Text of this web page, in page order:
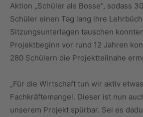
Aktion „Schüler als Bosse“, sodass
Schüler einen Tag lang ihre
Sitzungsunterlagen tauschen
Projektbeginn vor rund 12 Jahren
280 Schülern die Projektteilnahe
„Für die Wirtschaft tun wir aktiv
Fachkräftemangel. Dieser ist nun
unserem Projekt spürbar. Sei es